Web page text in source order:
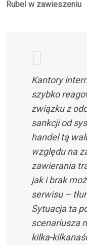
Rubel w zawieszeniu
Kantory
szybko
związku z
sankcji od
handel tą
względu na
zawierania
jak i brak
serwisu –
Sytuacja ta
scenariusza
kilka-